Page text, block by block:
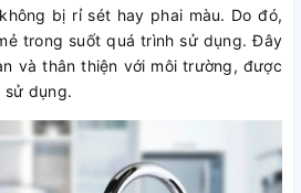
bị rỉ sét hay phai màu. Do đó,
trong suốt quá trình sử dụng. Đây
và thân thiện với môi trường, được
sử dụng.